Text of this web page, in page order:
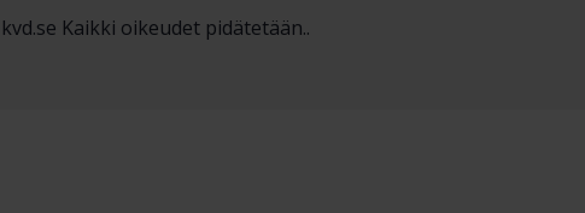
Kaikki oikeudet pidätetään..